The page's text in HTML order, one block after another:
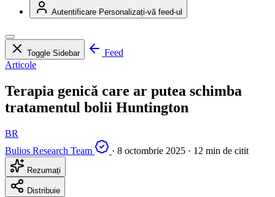
Autentificare Personalizați-vă feed-ul
Toggle Sidebar
Feed
Articole
Terapia genică care ar putea schimba
tratamentul bolii Huntington
BR
Bulios Research Team
· 8 octombrie 2025 · 12 min de citit
Rezumați
Distribuie